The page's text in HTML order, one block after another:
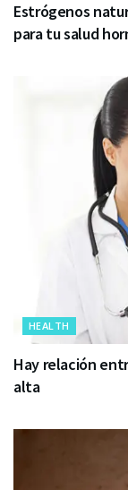
Estrógenos
para tu salud
HEALTH
Hay relación
alta